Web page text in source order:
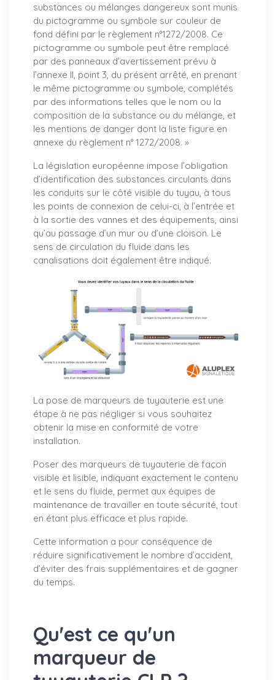
substances ou mélanges dangereux sont munis
du pictogramme ou symbole sur couleur de
fond défini par le règlement n°1272/2008. Ce
pictogramme ou symbole peut être remplacé
par des panneaux d’avertissement prévu à
l’annexe II, point 3, du présent arrêté, en prenant
le même pictogramme ou symbole, complétés
par des informations telles que le nom ou la
composition de la substance ou du mélange, et
les mentions de danger dont la liste figure en
annexe du règlement n° 1272/2008. »
La législation européenne impose l’obligation
d’identification des substances circulants dans
les conduits sur le côté visible du tuyau, à tous
les points de connexion de celui-ci, à l’entrée et
à la sortie des vannes et des équipements, ainsi
qu’au passage d’un mur ou d’une cloison. Le
sens de circulation du fluide dans les
canalisations doit également être indiqué.
La pose de marqueurs de tuyauterie est une
étape à ne pas négliger si vous souhaitez
obtenir la mise en conformité de votre
installation.
Poser des marqueurs de tuyauterie de façon
visible et lisible, indiquant exactement le contenu
et le sens du fluide, permet aux équipes de
maintenance de travailler en toute sécurité, tout
en étant plus efficace et plus rapide.
Cette information a pour conséquence de
réduire significativement le nombre d’accident,
d’éviter des frais supplémentaires et de gagner
du temps.
Qu'est ce qu'un
marqueur de